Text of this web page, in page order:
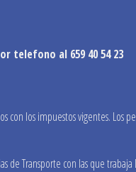
telefono al 659 40 54 23
con los impuestos vigentes.
Transporte con las que trabaja